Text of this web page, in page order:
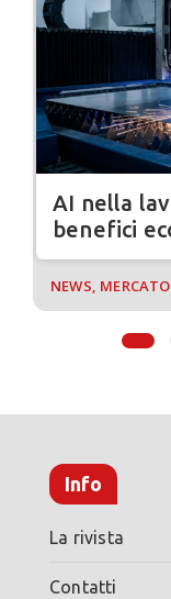
AI nella
benefici
NEWS,
Info
La rivista
Contatti